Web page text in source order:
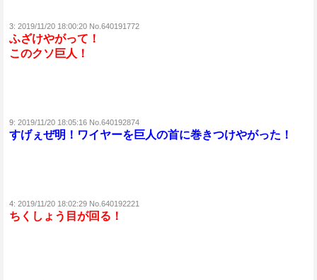
3: 2019/11/20 18:00:20 No.640191772
ふざけやがって！
このクソ巨人！
9: 2019/11/20 18:05:16 No.640192874
すげぇぜ明！ワイヤーを巨人の首に巻きつけやがった！
4: 2019/11/20 18:02:29 No.640192221
ちくしょう目が回る！